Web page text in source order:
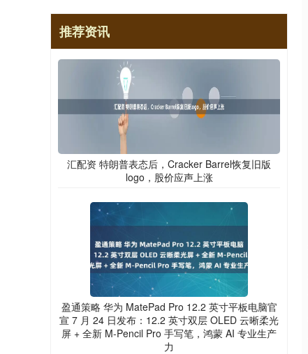
推荐资讯
汇配资 特朗普表态后，Cracker Barrel恢复旧版
logo，股价应声上涨
盈通策略 华为 MatePad Pro 12.2 英寸平板电脑官
宣 7 月 24 日发布：12.2 英寸双层 OLED 云晰柔光
屏 + 全新 M-Pencil Pro 手写笔，鸿蒙 AI 专业生产
力